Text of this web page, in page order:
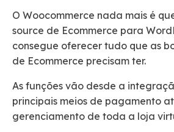
O Woocommerce nada mais é
source de Ecommerce para
consegue oferecer tudo que as
de Ecommerce precisam ter.
As funções vão desde a
principais meios de pagamento
gerenciamento de toda a loja